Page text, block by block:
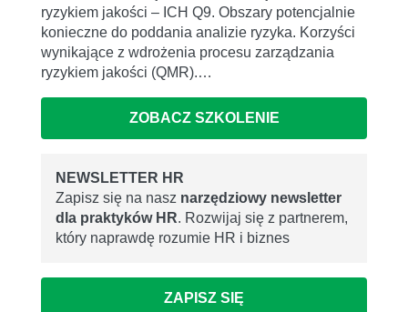
ryzykiem jakości – ICH Q9. Obszary potencjalnie
konieczne do poddania analizie ryzyka. Korzyści
wynikające z wdrożenia procesu zarządzania
ryzykiem jakości (QMR).…
ZOBACZ SZKOLENIE
NEWSLETTER HR
Zapisz się na nasz narzędziowy newsletter
dla praktyków HR. Rozwijaj się z partnerem,
który naprawdę rozumie HR i biznes
ZAPISZ SIĘ